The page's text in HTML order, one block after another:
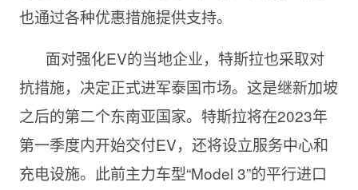
也通过各种优惠措施提供支持。
面对强化EV的当地企业，特斯拉也采取对
抗措施，决定正式进军泰国市场。这是继新加坡
之后的第二个东南亚国家。特斯拉将在2023年
第一季度内开始交付EV，还将设立服务中心和
充电设施。此前主力车型“Model 3”的平行进口